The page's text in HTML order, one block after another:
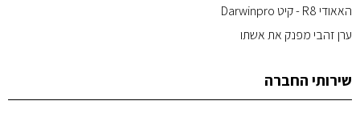
האאודי R8 - קיט Darwinpro
ערן זהבי מפנק את אשתו
שירותי החברה